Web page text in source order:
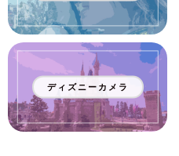
ディズニーカメラ